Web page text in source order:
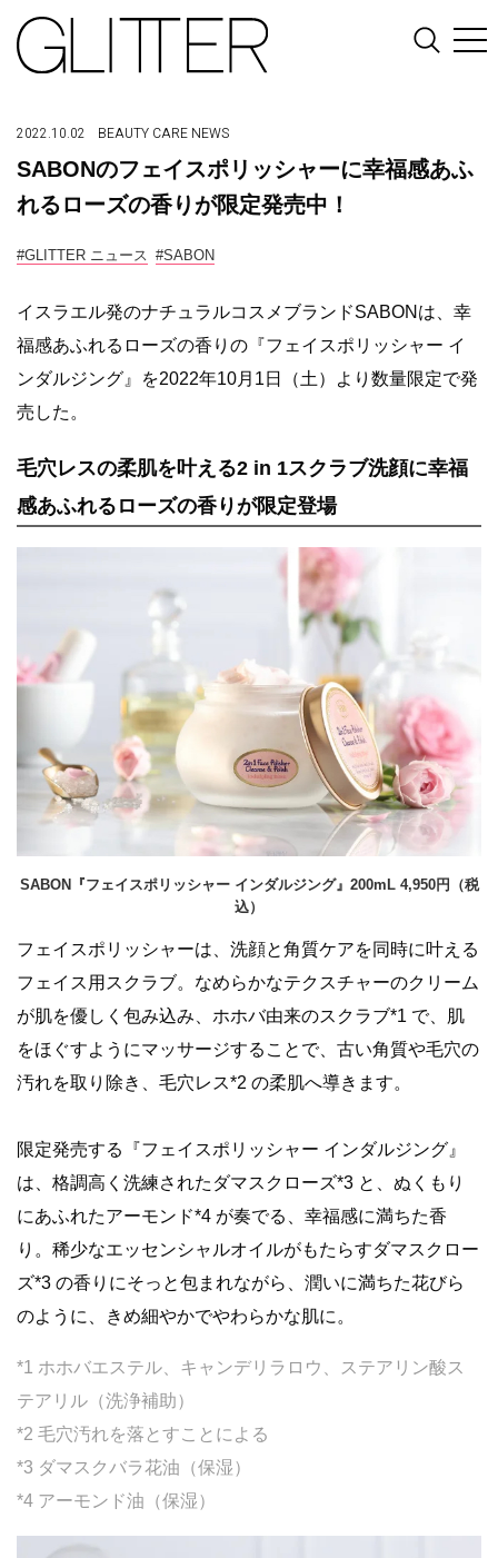
2022.10.02 BEAUTY CARE NEWS
SABONのフェイスポリッシャーに幸福感あふ
れるローズの香りが限定発売中！
#GLITTER ニュース #SABON
イスラエル発のナチュラルコスメブランドSABONは、幸
福感あふれるローズの香りの『フェイスポリッシャー イ
ンダルジング』を2022年10月1日（土）より数量限定で発
売した。
毛穴レスの柔肌を叶える2 in 1スクラブ洗顔に幸福
感あふれるローズの香りが限定登場
SABON『フェイスポリッシャー インダルジング』200mL 4,950円（税
込）
フェイスポリッシャーは、洗顔と角質ケアを同時に叶える
フェイス用スクラブ。なめらかなテクスチャーのクリーム
が肌を優しく包み込み、ホホバ由来のスクラブ*1 で、肌
をほぐすようにマッサージすることで、古い角質や毛穴の
汚れを取り除き、毛穴レス*2 の柔肌へ導きます。
限定発売する『フェイスポリッシャー インダルジング』
は、格調高く洗練されたダマスクローズ*3 と、ぬくもり
にあふれたアーモンド*4 が奏でる、幸福感に満ちた香
り。稀少なエッセンシャルオイルがもたらすダマスクロー
ズ*3 の香りにそっと包まれながら、潤いに満ちた花びら
のように、きめ細やかでやわらかな肌に。
*1 ホホバエステル、キャンデリラロウ、ステアリン酸ス
テアリル（洗浄補助）
*2 毛穴汚れを落とすことによる
*3 ダマスクバラ花油（保湿）
*4 アーモンド油（保湿）